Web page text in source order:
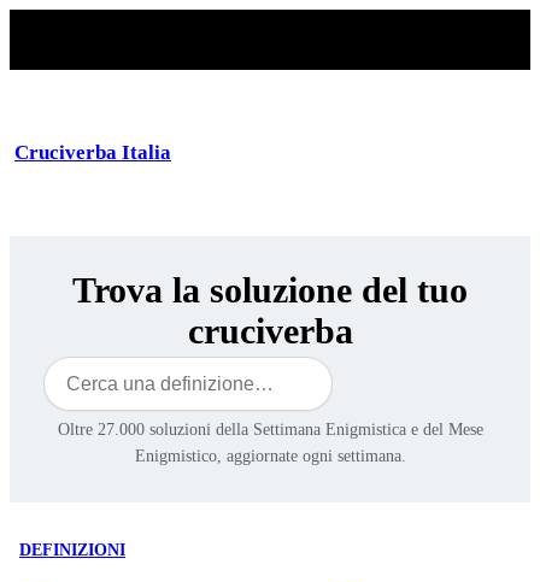
Cruciverba Italia
Trova la soluzione del tuo
cruciverba
Cerca
Oltre 27.000 soluzioni della Settimana Enigmistica e del Mese
Enigmistico, aggiornate ogni settimana.
DEFINIZIONI